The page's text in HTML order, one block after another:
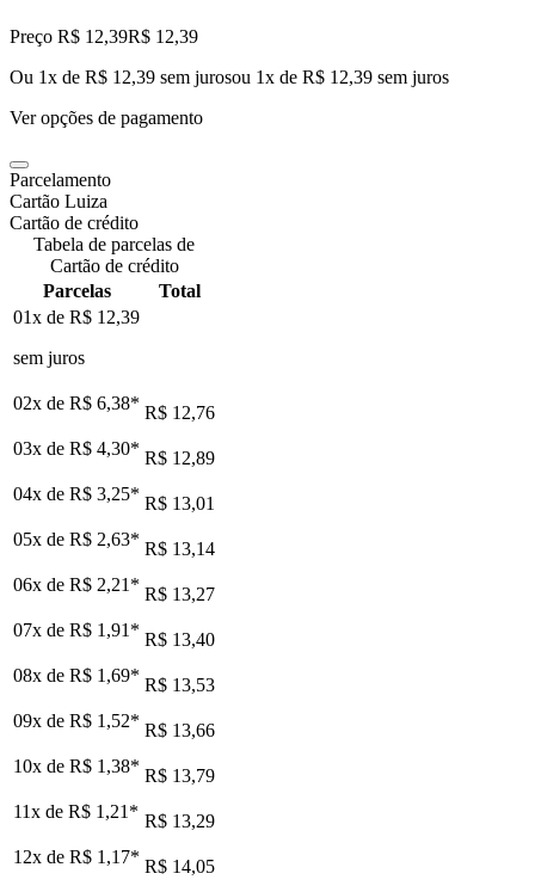
Preço R$ 12,39R$ 12,39
Ou 1x de R$ 12,39 sem jurosou 1x de R$ 12,39 sem juros
Ver opções de pagamento
Parcelamento
Cartão Luiza
Cartão de crédito
Tabela de parcelas de
Cartão de crédito
Parcelas
Total
01x de R$ 12,39
sem juros
02x de R$ 6,38* R$ 12,76
03x de R$ 4,30* R$ 12,89
04x de R$ 3,25* R$ 13,01
05x de R$ 2,63* R$ 13,14
06x de R$ 2,21 * R$ 13,27
07x de R$ 1,91 * R$ 13,40
08x de R$ 1,69* R$ 13,53
09x de R$ 1,52* R$ 13,66
10x de R$ 1,38* R$ 13,79
11x de R$ 1,21 * R$ 13,29
12x de R$ 1,17* R$ 14,05